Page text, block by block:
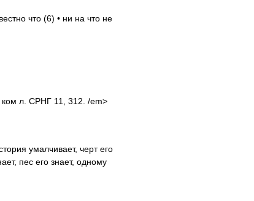
что (6) • ни на что не
ком л. СРНГ 11, 312. /em>
умалчивает, черт его
пес его знает, одному